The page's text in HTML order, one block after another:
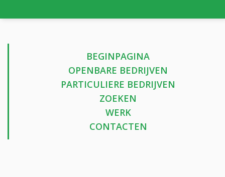
BEGINPAGINA
OPENBARE BEDRIJVEN
PARTICULIERE BEDRIJVEN
ZOEKEN
WERK
CONTACTEN